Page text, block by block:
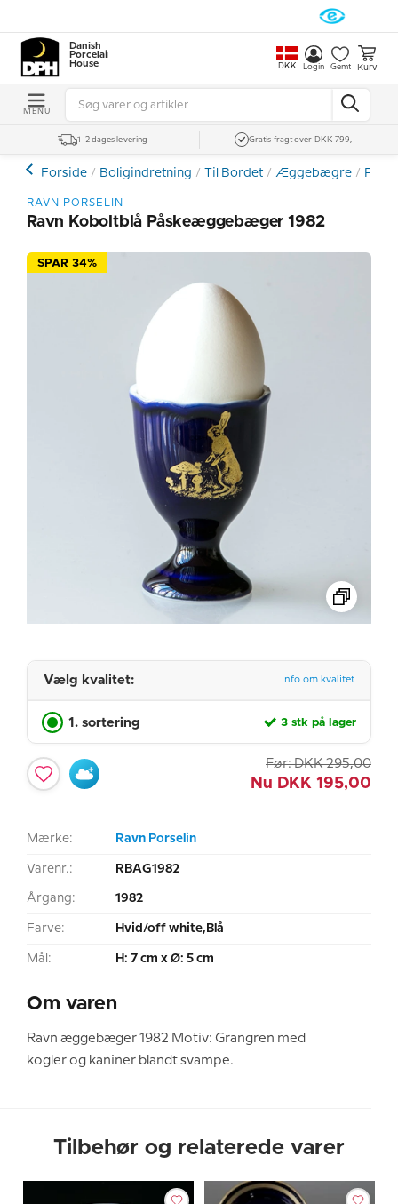
Danish
Porcelain
House
DKK Login Gemt Kurv
MENU
1-2 dages levering Gratis fragt over DKK 799,-
Forside Boligindretning Til Bordet Æggebægre
RAVN PORSELIN
Ravn Koboltblå Påskeæggebæger 1982
SPAR 34%
Vælg kvalitet: Info om kvalitet
1. sortering 3 stk på lager
Før: DKK 295,00
Nu DKK 195,00
Mærke: Ravn Porselin
Varenr.: RBAG1982
Årgang: 1982
Farve: Hvid/off white,Blå
Mål: H: 7 cm x Ø: 5 cm
Om varen
Ravn æggebæger 1982 Motiv: Grangren med
kogler og kaniner blandt svampe.
Tilbehør og relaterede varer